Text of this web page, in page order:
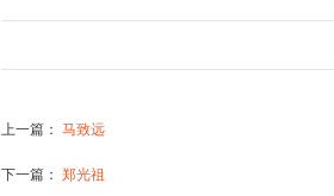
上一篇 ： 马致远
下一篇 ： 郑光祖